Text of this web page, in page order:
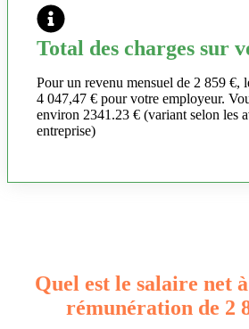
Total des charges sur
Pour un revenu mensuel de 2 859 €,
4 047,47 € pour votre employeur.
environ 2341.23 € (variant selon les
entreprise)
Quel est le salaire net
rémunération de 2